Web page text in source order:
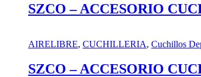
SZCO – ACCESORIO
AIRELIBRE, CUCHILLERIA, Cuchillos
SZCO – ACCESORIO